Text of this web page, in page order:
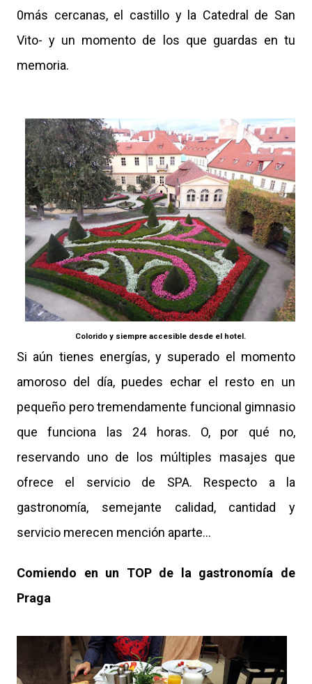
0más cercanas, el castillo y la Catedral de San
Vito- y un momento de los que guardas en tu
memoria.
Colorido y siempre accesible desde el hotel.
Si aún tienes energías, y superado el momento
amoroso del día, puedes echar el resto en un
pequeño pero tremendamente funcional gimnasio
que funciona las 24 horas. O, por qué no,
reservando uno de los múltiples masajes que
ofrece el servicio de SPA. Respecto a la
gastronomía, semejante calidad, cantidad y
servicio merecen mención aparte…
Comiendo en un TOP de la gastronomía de
Praga